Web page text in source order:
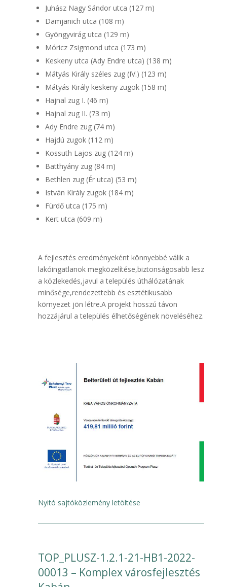
Juhász Nagy Sándor utca (127 m)
Damjanich utca (108 m)
Gyöngyvirág utca (129 m)
Móricz Zsigmond utca (173 m)
Keskeny utca (Ady Endre utca) (138 m)
Mátyás Király széles zug (IV.) (123 m)
Mátyás Király keskeny zugok (158 m)
Hajnal zug I. (46 m)
Hajnal zug II. (73 m)
Ady Endre zug (74 m)
Hajdú zugok (112 m)
Kossuth Lajos zug (124 m)
Batthyány zug (84 m)
Bethlen zug (Ér utca) (53 m)
István Király zugok (184 m)
Fürdő utca (175 m)
Kert utca (609 m)
A fejlesztés eredményeként könnyebbé válik a
lakóingatlanok megközelítése,biztonságosabb lesz
a közlekedés,javul a település úthálózatának
minősége,rendezettebb és esztétikusabb
környezet jön létre.A projekt hosszú távon
hozzájárul a település élhetőségének növeléséhez.
Nyitó sajtóközlemény letöltése
TOP_PLUSZ-1.2.1-21-HB1-2022-
00013 – Komplex városfejlesztés